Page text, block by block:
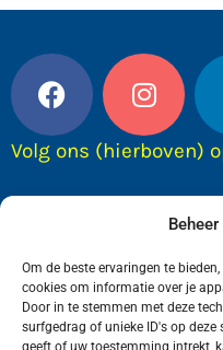
Om de beste ervaringen te
cookies om informatie over je
Door in te stemmen met deze
surfgedrag of unieke ID's op
geeft of uw toestemming intrekt,
Volg ons (hierboven)